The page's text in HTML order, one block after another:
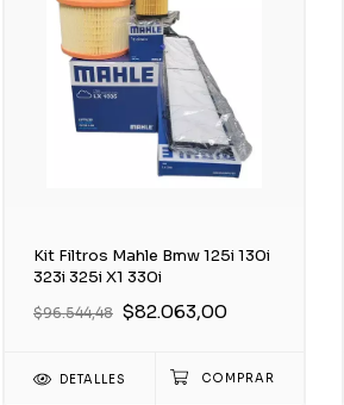
Kit Filtros Mahle Bmw 125i 130i
323i 325i X1 330i
$96.544,48 $82.063,00
DETALLES